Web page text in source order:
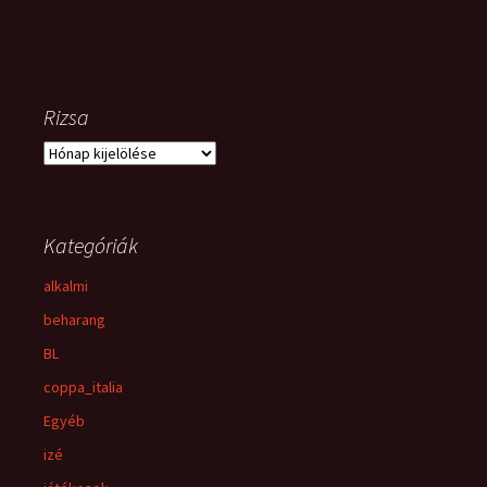
Rizsa
Rizsa
Kategóriák
alkalmi
beharang
BL
coppa_italia
Egyéb
izé